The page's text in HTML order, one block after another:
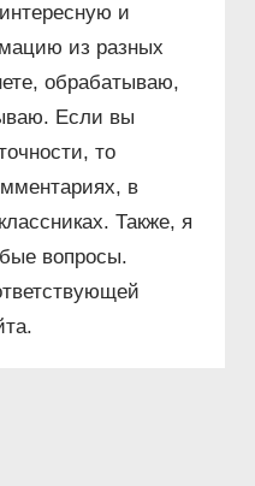
и
из разных
обрабатываю,
Если вы
то
в
Также, я
вопросы.